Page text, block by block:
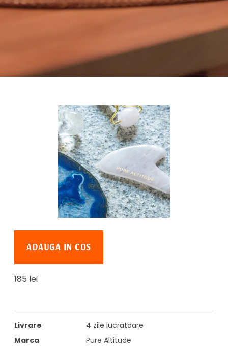
ADAUGA IN COS
185 lei
Livrare
4 zile lucratoare
Marca
Pure Altitude